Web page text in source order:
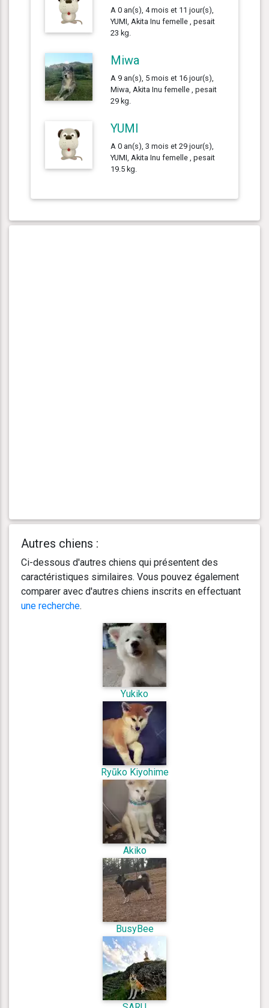
A 0 an(s), 4 mois et 11 jour(s),
YUMI, Akita Inu femelle , pesait
23 kg.
Miwa
A 9 an(s), 5 mois et 16 jour(s),
Miwa, Akita Inu femelle , pesait
29 kg.
YUMI
A 0 an(s), 3 mois et 29 jour(s),
YUMI, Akita Inu femelle , pesait
19.5 kg.
Autres chiens :
Ci-dessous d'autres chiens qui présentent des
caractéristiques similaires. Vous pouvez également
comparer avec d'autres chiens inscrits en effectuant
une recherche.
Yukiko
Ryūko Kiyohime
Akiko
BusyBee